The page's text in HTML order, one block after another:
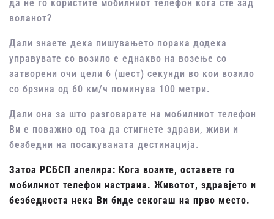
да не го користите мобилниот телефон кога сте зад
воланот?
Дали знаете дека пишувањето порака додека
управувате со возило е еднакво на возење со
затворени очи цели 6 (шест) секунди во кои возило
со брзина од 60 км/ч поминува 100 метри.
Дали она за што разговарате на мобилниот телефон
Ви е поважно од тоа да стигнете здрави, живи и
безбедни на посакуваната дестинација.
Затоа РСБСП апелира: Кога возите, оставете го
мобилниот телефон настрана. Животот, здравјето и
безбедноста нека Ви биде секогаш на прво место.